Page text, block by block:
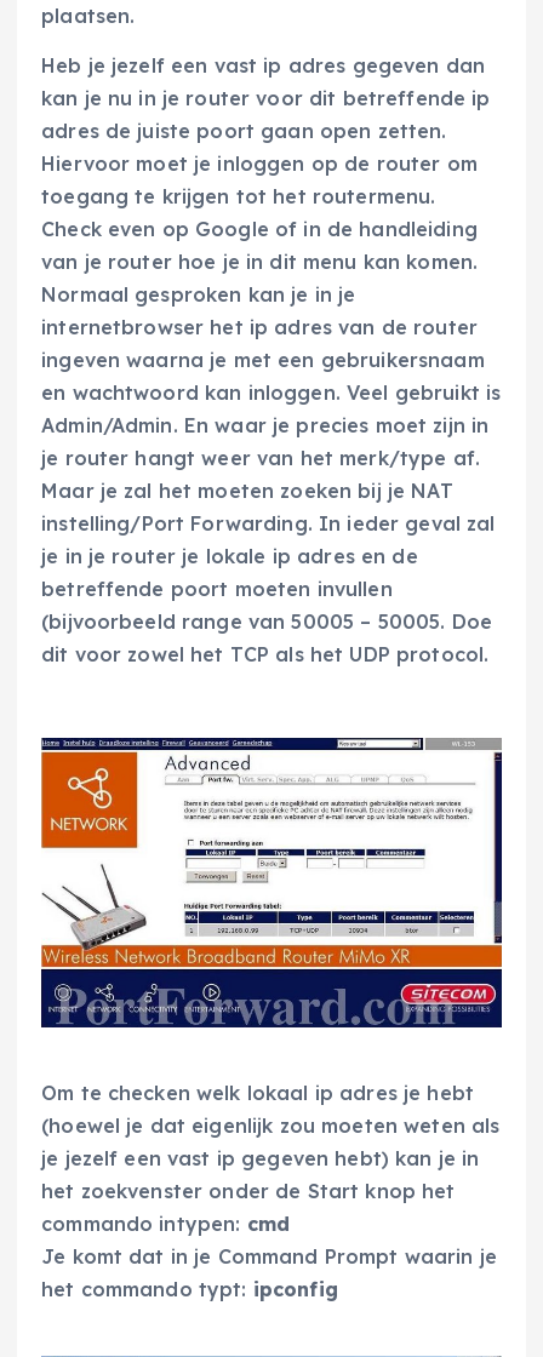
plaatsen.
Heb je jezelf een vast ip adres gegeven dan
kan je nu in je router voor dit betreffende ip
adres de juiste poort gaan open zetten.
Hiervoor moet je inloggen op de router om
toegang te krijgen tot het routermenu.
Check even op Google of in de handleiding
van je router hoe je in dit menu kan komen.
Normaal gesproken kan je in je
internetbrowser het ip adres van de router
ingeven waarna je met een gebruikersnaam
en wachtwoord kan inloggen. Veel gebruikt is
Admin/Admin. En waar je precies moet zijn in
je router hangt weer van het merk/type af.
Maar je zal het moeten zoeken bij je NAT
instelling/Port Forwarding. In ieder geval zal
je in je router je lokale ip adres en de
betreffende poort moeten invullen
(bijvoorbeeld range van 50005 – 50005. Doe
dit voor zowel het TCP als het UDP protocol.
Om te checken welk lokaal ip adres je hebt
(hoewel je dat eigenlijk zou moeten weten als
je jezelf een vast ip gegeven hebt) kan je in
het zoekvenster onder de Start knop het
commando intypen: cmd
Je komt dat in je Command Prompt waarin je
het commando typt: ipconfig